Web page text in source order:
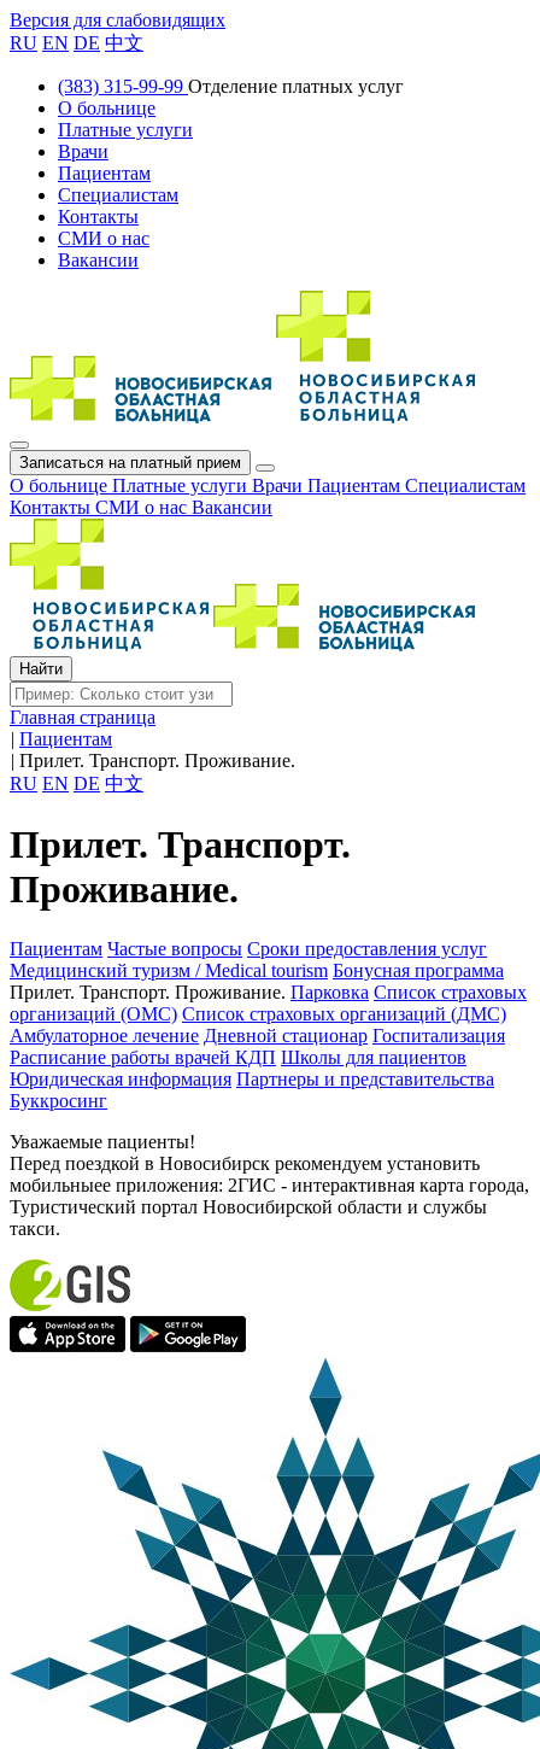
Версия для слабовидящих
RU EN DE 中文
(383) 315-99-99 Отделение платных услуг
О больнице
Платные услуги
Врачи
Пациентам
Специалистам
Контакты
СМИ о нас
Вакансии
Записаться на платный прием
О больнице Платные услуги Врачи Пациентам Специалистам
Контакты СМИ о нас Вакансии
Главная страница
| Пациентам
| Прилет. Транспорт. Проживание.
RU EN DE 中文
Прилет. Транспорт.
Проживание.
Пациентам Частые вопросы Сроки предоставления услуг
Медицинский туризм / Medical tourism Бонусная программа
Прилет. Транспорт. Проживание. Парковка Список страховых
организаций (ОМС) Список страховых организаций (ДМС)
Амбулаторное лечение Дневной стационар Госпитализация
Расписание работы врачей КДП Школы для пациентов
Юридическая информация Партнеры и представительства
Буккросинг
Уважаемые пациенты!
Перед поездкой в Новосибирск рекомендуем установить
мобильныее приложения: 2ГИС - интерактивная карта города,
Туристический портал Новосибирской области и службы
такси.